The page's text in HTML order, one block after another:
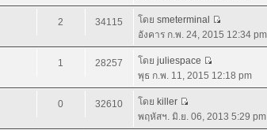
2 34115 โดย smeterminal
อังคาร ก.พ. 24, 2015 12:34 pm
1 28257 โดย juliespace
พุธ ก.พ. 11, 2015 12:18 pm
0 32610 โดย killer
พฤหัสฯ. มิ.ย. 06, 2013 5:29 pm